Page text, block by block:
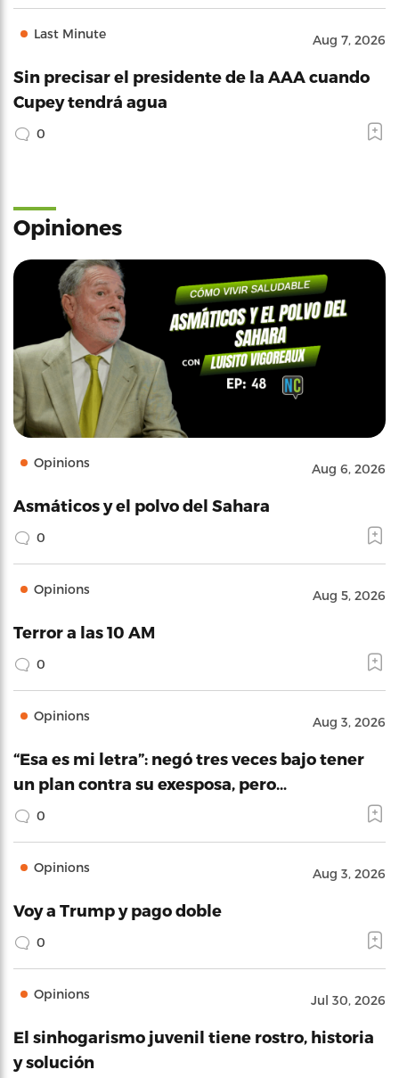
Last Minute Aug 7, 2026
Sin precisar el presidente de la AAA cuando
Cupey tendrá agua
0
Opiniones
Opinions Aug 6, 2026
Asmáticos y el polvo del Sahara
0
Opinions Aug 5, 2026
Terror a las 10 AM
0
Opinions Aug 3, 2026
“Esa es mi letra”: negó tres veces bajo tener
un plan contra su exesposa, pero…
0
Opinions Aug 3, 2026
Voy a Trump y pago doble
0
Opinions Jul 30, 2026
El sinhogarismo juvenil tiene rostro, historia
y solución